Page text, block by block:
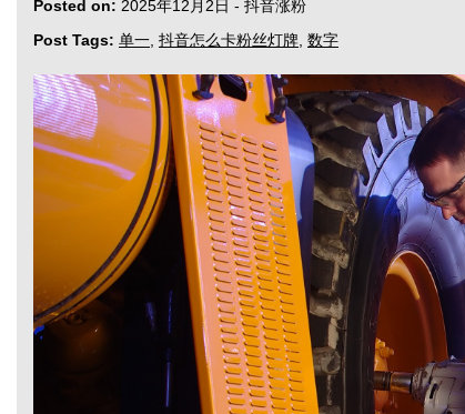
Posted on: 2025年12月2日 - 抖音涨粉
Post Tags: 单一 抖音怎么卡粉丝灯牌 数字